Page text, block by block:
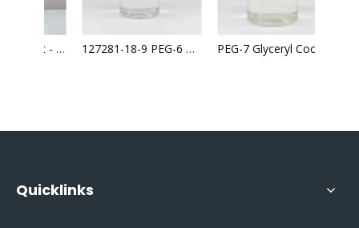
127281-18-9 PEG-6 Caprylic/Capric Glycerides hautfreundliche mizellare Wasserkosmetik PEG-7 Glyceryl Cocoate Wasserlöslicher Reinigungsöl-Make-up-Entferner mit guter Emulgierung
Quicklinks